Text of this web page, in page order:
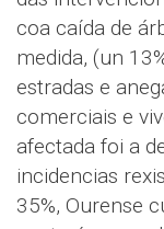
coa caída de
medida, (un
estradas e
comerciais e
afectada foi a
incidencias
35%, Ourense